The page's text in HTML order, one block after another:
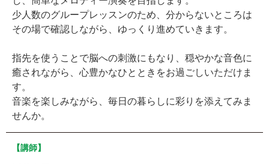
少人数のグループレッスンのため、分からないところは
その場で確認しながら、ゆっくり進めていきます。
指先を使うことで脳への刺激にもなり、穏やかな音色に
癒されながら、心豊かなひとときをお過ごしいただけま
す。
音楽を楽しみながら、毎日の暮らしに彩りを添えてみま
せんか。
【講師】